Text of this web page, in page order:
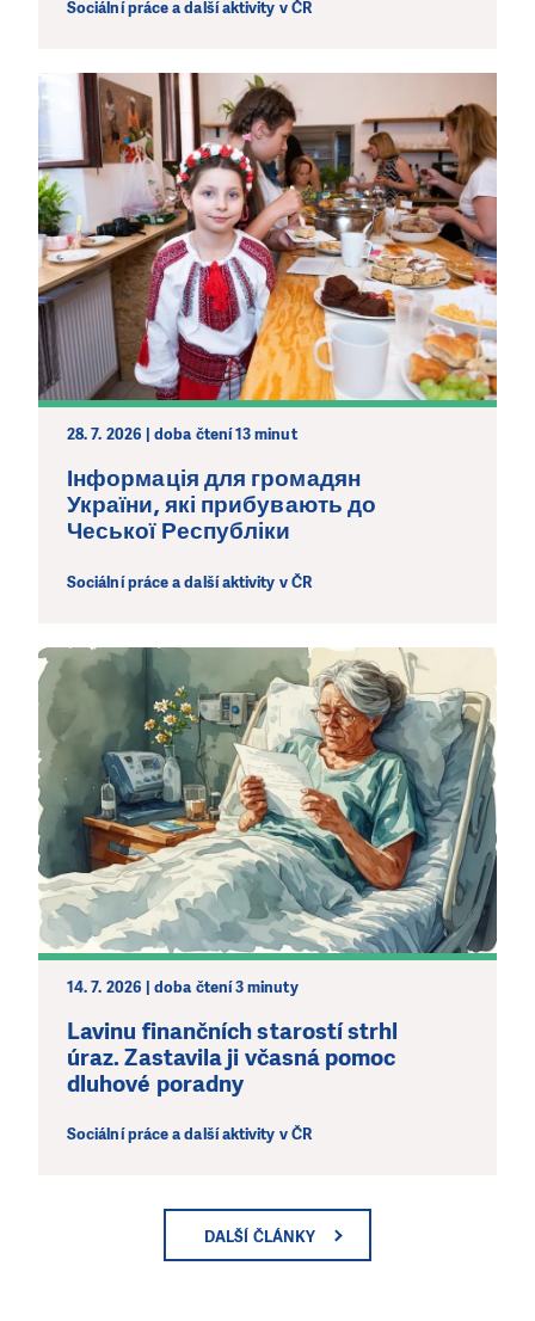
Sociální práce a další aktivity v ČR
28. 7. 2026 | doba čtení 13 minut
Інформація для громадян
України, які прибувають до
Чеської Республіки
Sociální práce a další aktivity v ČR
14. 7. 2026 | doba čtení 3 minuty
Lavinu finančních starostí strhl
úraz. Zastavila ji včasná pomoc
dluhové poradny
Sociální práce a další aktivity v ČR
DALŠÍ ČLÁNKY
LÍBÍ SE VÁM, CO DĚLÁME?
PODPOŘTE NÁS!
Abychom mohli pomáhat smysluplně, neobejdeme se
bez Vaší podpory. Ať už se nám rozhodnete pomoci
jedním darem nebo se stanete pravidelným dárcem
Klubu přátel, Vaše dary nám umožní pomoci vždy tam,
kde je to nejvíce potřeba.
DAROVAT DAROVAT PRAVIDELNĚ